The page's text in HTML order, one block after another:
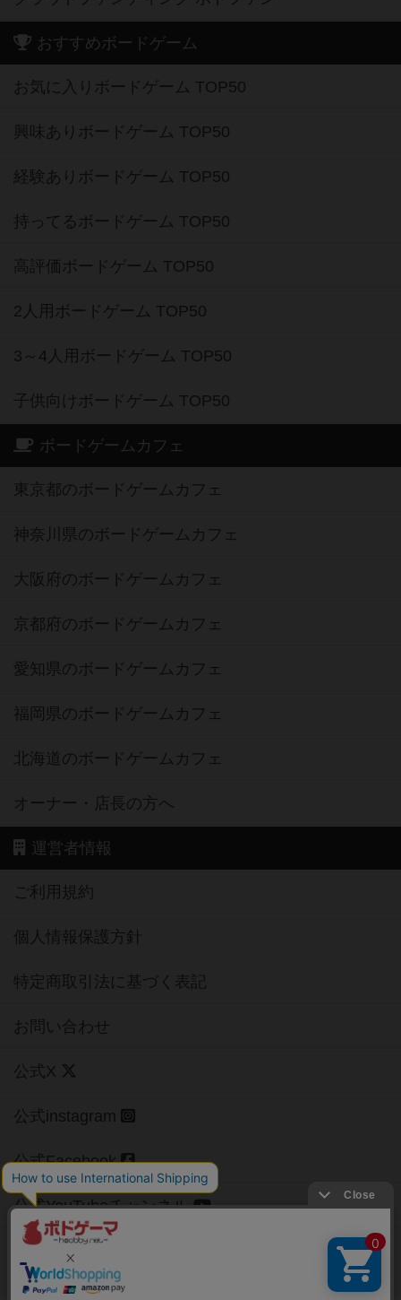
おすすめボードゲーム
お気に入りボードゲーム TOP50
興味ありボードゲーム TOP50
経験ありボードゲーム TOP50
持ってるボードゲーム TOP50
高評価ボードゲーム TOP50
2人用ボードゲーム TOP50
3～4人用ボードゲーム TOP50
子供向けボードゲーム TOP50
ボードゲームカフェ
東京都のボードゲームカフェ
神奈川県のボードゲームカフェ
大阪府のボードゲームカフェ
京都府のボードゲームカフェ
愛知県のボードゲームカフェ
福岡県のボードゲームカフェ
北海道のボードゲームカフェ
オーナー・店長の方へ
運営者情報
ご利用規約
個人情報保護方針
特定商取引法に基づく表記
お問い合わせ
公式X
公式instagram
公式Facebook
公式YouTubeチャンネル